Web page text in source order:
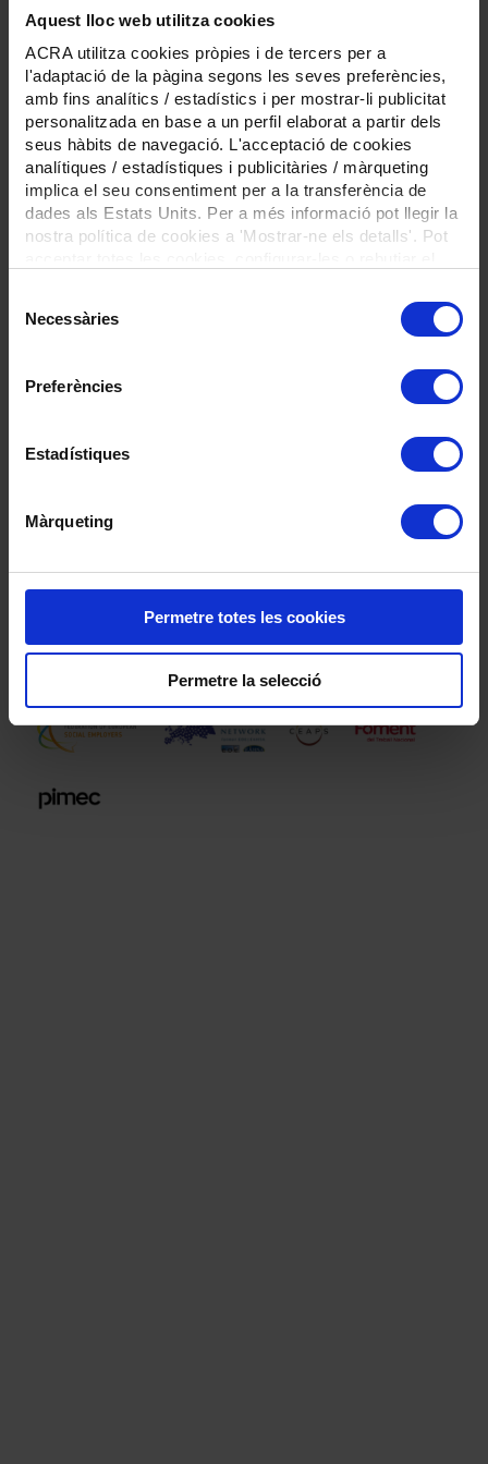
Aquest lloc web utilitza cookies
ACRA utilitza cookies pròpies i de tercers per a
l'adaptació de la pàgina segons les seves preferències,
amb fins analítics / estadístics i per mostrar-li publicitat
personalitzada en base a un perfil elaborat a partir dels
seus hàbits de navegació. L'acceptació de cookies
analítiques / estadístiques i publicitàries / màrqueting
implica el seu consentiment per a la transferència de
dades als Estats Units. Per a més informació pot llegir la
nostra política de cookies a 'Mostrar-ne els detalls'. Pot
Necessàries
Preferències
Estadístiques
Màrqueting
Permetre totes les cookies
Permetre la selecció
ACRA - Associació Catalana de Recursos Assistencials
Calàbria, 236-240 (local 1) - 08029 Barcelona
Tel 93 414 75 52(centraleta ACRA)
Tel93 414 11 51(centraleta Formació)
acra@acra.cat
Contactar Política de cookies Política de qualitat
Avís legal